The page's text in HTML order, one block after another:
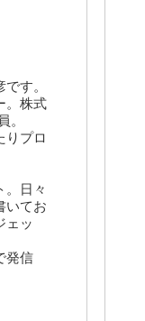
す。
。株式
りプロ
。日々
いてお
ェッ
発信